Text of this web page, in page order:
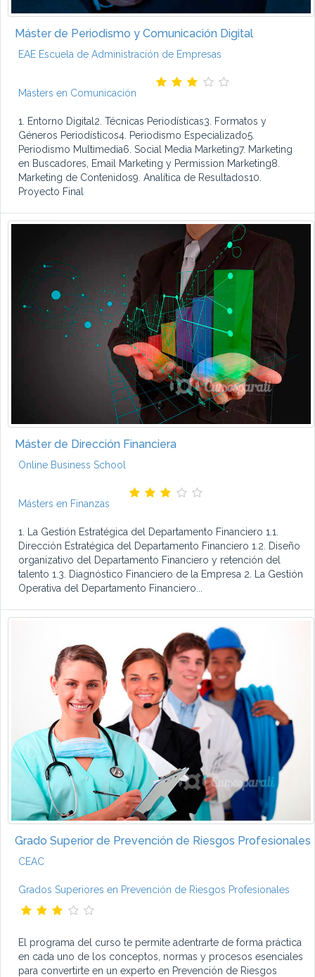
Máster de Periodismo y Comunicación Digital
EAE Escuela de Administración de Empresas
Másters en Comunicación
1. Entorno Digital2. Técnicas Periodísticas3. Formatos y
Géneros Periodísticos4. Periodismo Especializado5.
Periodismo Multimedia6. Social Media Marketing7. Marketing
en Buscadores, Email Marketing y Permission Marketing8.
Marketing de Contenidos9. Analítica de Resultados10.
Proyecto Final
Máster de Dirección Financiera
Online Business School
Másters en Finanzas
1. La Gestión Estratégica del Departamento Financiero 1.1.
Dirección Estratégica del Departamento Financiero 1.2. Diseño
organizativo del Departamento Financiero y retención del
talento 1.3. Diagnóstico Financiero de la Empresa 2. La Gestión
Operativa del Departamento Financiero...
Grado Superior de Prevención de Riesgos Profesionales
CEAC
Grados Superiores en Prevención de Riesgos Profesionales
El programa del curso te permite adentrarte de forma práctica
en cada uno de los conceptos, normas y procesos esenciales
para convertirte en un experto en Prevención de Riesgos